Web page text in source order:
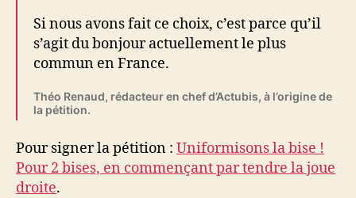
Si nous avons fait ce choix, c’est parce qu’il
s’agit du bonjour actuellement le plus
commun en France.
Théo Renaud, rédacteur en chef d’Actubis, à l’origine de
la pétition.
Pour signer la pétition : Uniformisons la bise !
Pour 2 bises, en commençant par tendre la joue
droite.